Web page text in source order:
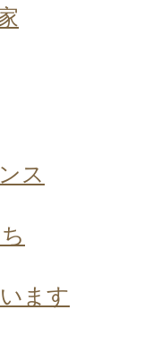
ス
ます